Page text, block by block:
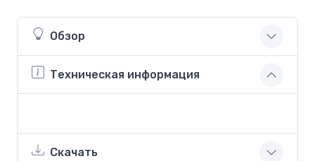
Обзор
Техническая информация
Скачать